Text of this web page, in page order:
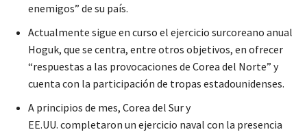
enemigos” de su país.
Actualmente sigue en curso el ejercicio surcoreano anual
Hoguk, que se centra, entre otros objetivos, en ofrecer
“respuestas a las provocaciones de Corea del Norte” y
cuenta con la participación de tropas estadounidenses.
A principios de mes, Corea del Sur y
EE.UU. completaron un ejercicio naval con la presencia